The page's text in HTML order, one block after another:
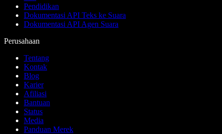
Pendidikan
Dokumentasi API Teks ke Suara
Dokumentasi API Agen Suara
Perusahaan
Tentang
Kontak
Blog
Karier
Afiliasi
Bantuan
Status
Media
Panduan Merek